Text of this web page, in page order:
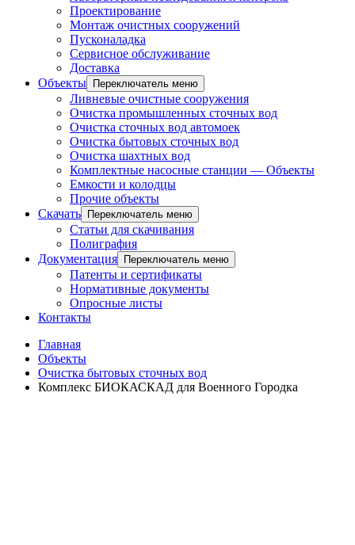
Проектирование
Монтаж очистных сооружений
Пусконаладка
Сервисное обслуживание
Доставка
Объекты
Переключатель меню
Ливневые очистные сооружения
Очистка промышленных сточных вод
Очистка сточных вод автомоек
Очистка бытовых сточных вод
Очистка шахтных вод
Комплектные насосные станции — Объекты
Емкости и колодцы
Прочие объекты
Скачать
Переключатель меню
Статьи для скачивания
Полиграфия
Документация
Переключатель меню
Патенты и сертификаты
Нормативные документы
Опросные листы
Контакты
Главная
Объекты
Очистка бытовых сточных вод
Комплекс БИОКАСКАД для Военного Городка